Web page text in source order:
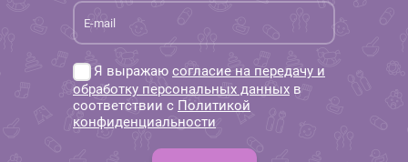
Я выражаю согласие на передачу и
обработку персональных данных в
соответствии с Политикой
конфиденциальности